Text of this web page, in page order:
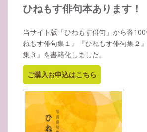
イ
ひねもす俳句本あります！
当サイト版「ひねもす俳句」から各100
ねもす俳句集１』『ひねもす俳句集２
集３』を書籍化しました。
ご購入お申込はこちら